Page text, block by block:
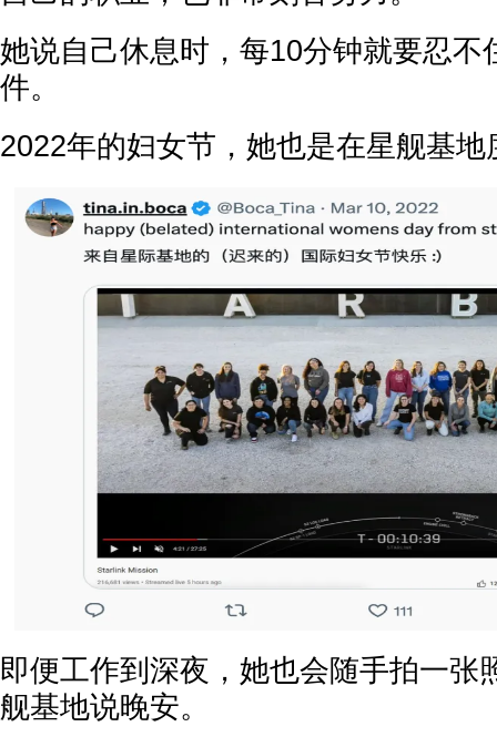
她说自己休息时，每10分钟就要忍不
件。
2022年的妇女节，她也是在星舰基地
即便工作到深夜，她也会随手拍一张
舰基地说晚安。